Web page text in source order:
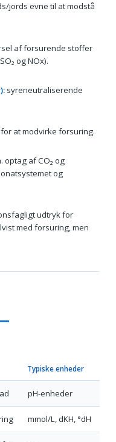
jords evne til at modstå
af forsurende stoffer
og NOx).
syreneutraliserende
at modvirke forsuring.
optag af CO₂ og
og
udtryk for
med forsuring, men
Typiske enheder
pH-enheder
mmol/L, dKH, °dH